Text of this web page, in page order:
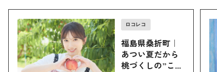
ロコレコ
福島県桑折町｜
あつい夏だから
桃づくしの”こお